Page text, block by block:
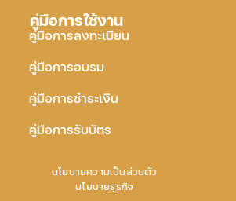
คู่มือการใช้งาน
คู่มือการลงทะเบียน
คู่มือการอบรม
คู่มือการชำระเงิน
คู่มือการรับบัตร
นโยบายความเป็นส่วนตัว
นโยบายธุรกิจ